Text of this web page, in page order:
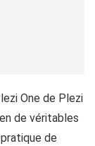
One de Plezi
de véritables
de